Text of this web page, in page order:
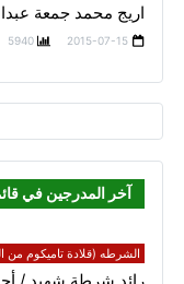
اريج محمد جمعة
2015-07-15
5940
آخر المدرجين في
الشرطه (قلادة تاميكوم من